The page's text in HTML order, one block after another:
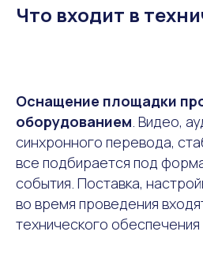
Что входит в
Оснащение площадки
оборудованием . Видео,
синхронного перевода,
все подбирается под
события. Поставка,
во время проведения
технического обеспечения